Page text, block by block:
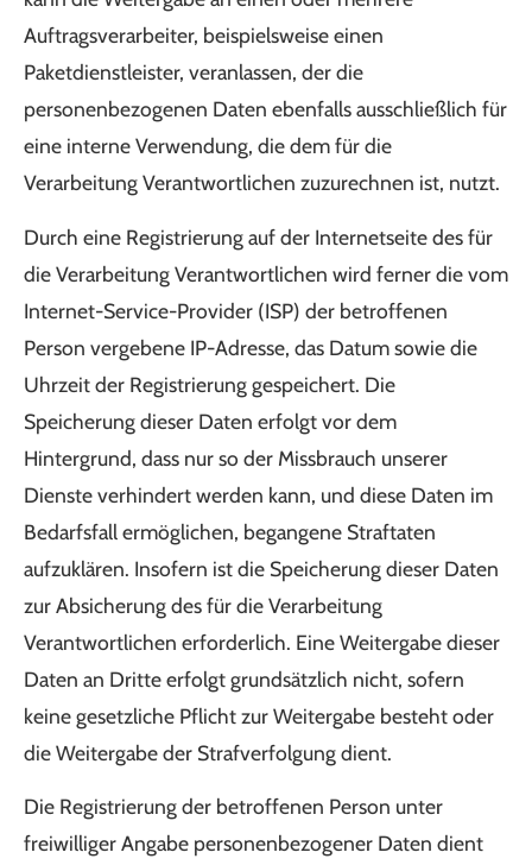
Auftragsverarbeiter, beispielsweise einen
Paketdienstleister, veranlassen, der die
personenbezogenen Daten ebenfalls ausschließlich für
eine interne Verwendung, die dem für die
Verarbeitung Verantwortlichen zuzurechnen ist, nutzt.
Durch eine Registrierung auf der Internetseite des für
die Verarbeitung Verantwortlichen wird ferner die vom
Internet-Service-Provider (ISP) der betroffenen
Person vergebene IP-Adresse, das Datum sowie die
Uhrzeit der Registrierung gespeichert. Die
Speicherung dieser Daten erfolgt vor dem
Hintergrund, dass nur so der Missbrauch unserer
Dienste verhindert werden kann, und diese Daten im
Bedarfsfall ermöglichen, begangene Straftaten
aufzuklären. Insofern ist die Speicherung dieser Daten
zur Absicherung des für die Verarbeitung
Verantwortlichen erforderlich. Eine Weitergabe dieser
Daten an Dritte erfolgt grundsätzlich nicht, sofern
keine gesetzliche Pflicht zur Weitergabe besteht oder
die Weitergabe der Strafverfolgung dient.
Die Registrierung der betroffenen Person unter
freiwilliger Angabe personenbezogener Daten dient